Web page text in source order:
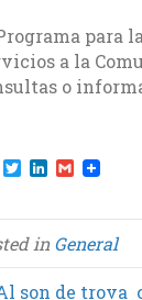
para
a la
o
F
a
T
w
t
t
e
r
L
k
e
d
I
n
G
m
i
l
inGeneral
son de trova